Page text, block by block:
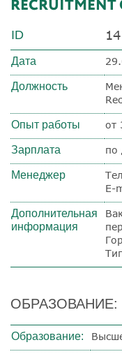
ID
Дата
Должность
Опыт работы от
Зарплата по
Менеджер
E-
Дополнительная
информация
ОБРАЗОВАНИЕ:
Образование: